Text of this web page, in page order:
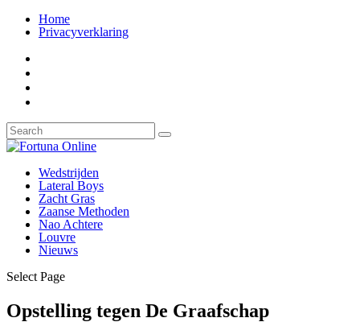
Home
Privacyverklaring
Wedstrijden
Lateral Boys
Zacht Gras
Zaanse Methoden
Nao Achtere
Louvre
Nieuws
Select Page
Opstelling tegen De Graafschap